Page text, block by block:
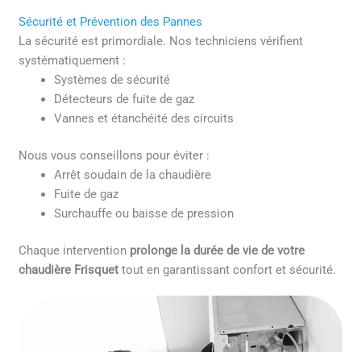
Sécurité et Prévention des Pannes
La sécurité est primordiale. Nos techniciens vérifient
systématiquement :
Systèmes de sécurité
Détecteurs de fuite de gaz
Vannes et étanchéité des circuits
Nous vous conseillons pour éviter :
Arrêt soudain de la chaudière
Fuite de gaz
Surchauffe ou baisse de pression
Chaque intervention prolonge la durée de vie de votre
chaudière Frisquet tout en garantissant confort et sécurité.